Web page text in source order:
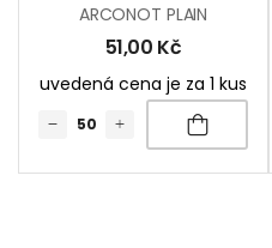
ARCONOT PLAIN
51,00 Kč
uvedená cena je za 1 kus